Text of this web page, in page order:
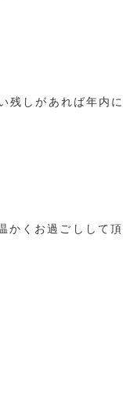
残しがあれば年内
かくお過ごしして